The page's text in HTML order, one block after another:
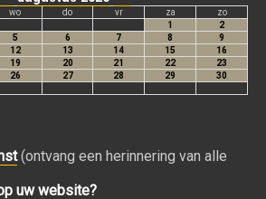
(ontvang een herinnering van alle
uw website?